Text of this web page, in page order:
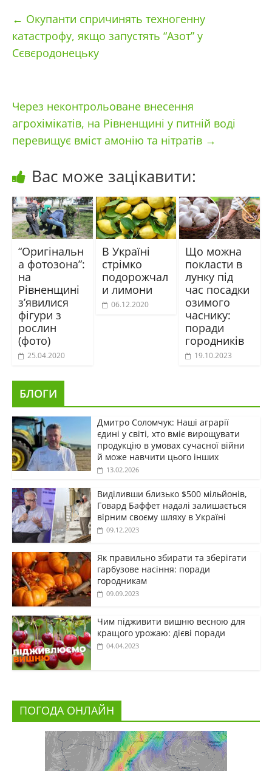
← Окупанти спричинять техногенну
катастрофу, якщо запустять “Азот” у
Сєвєродонецьку
Через неконтрольоване внесення
агрохімікатів, на Рівненщині у питній воді
перевищує вміст амонію та нітратів →
Вас може зацікавити:
“Оригінальн
а фотозона”:
на
Рівненщині
з’явилися
фігури з
рослин
(фото)
25.04.2020
В Україні
стрімко
подорожчал
и лимони
06.12.2020
Що можна
покласти в
лунку під
час посадки
озимого
часнику:
поради
городників
19.10.2023
БЛОГИ
Дмитро Соломчук: Наші аграрії
єдині у світі, хто вміє вирощувати
продукцію в умовах сучасної війни
й може навчити цього інших
13.02.2026
Виділивши близько $500 мільйонів,
Говард Баффет надалі залишається
вірним своєму шляху в Україні
09.12.2023
Як правильно збирати та зберігати
гарбузове насіння: поради
городникам
09.09.2023
Чим підживити вишню весною для
кращого урожаю: дієві поради
04.04.2023
ПОГОДА ОНЛАЙН